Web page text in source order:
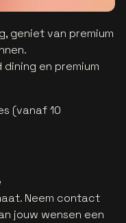
geniet van premium
en premium
(vanaf 10
Neem contact
jouw wensen een